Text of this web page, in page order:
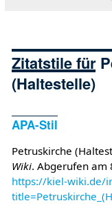
Zitatstile für
(Haltestelle)
APA-Stil
Petruskirche
Wiki. Abgerufen am
https://kiel-wiki.de/